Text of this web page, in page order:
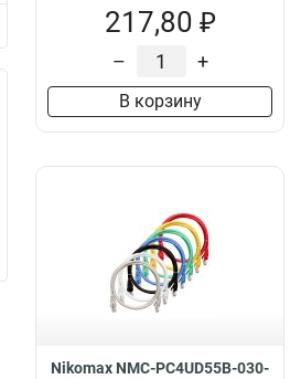
217,80 ₽
– +
В корзину
Nikomax NMC-PC4UD55B-030-